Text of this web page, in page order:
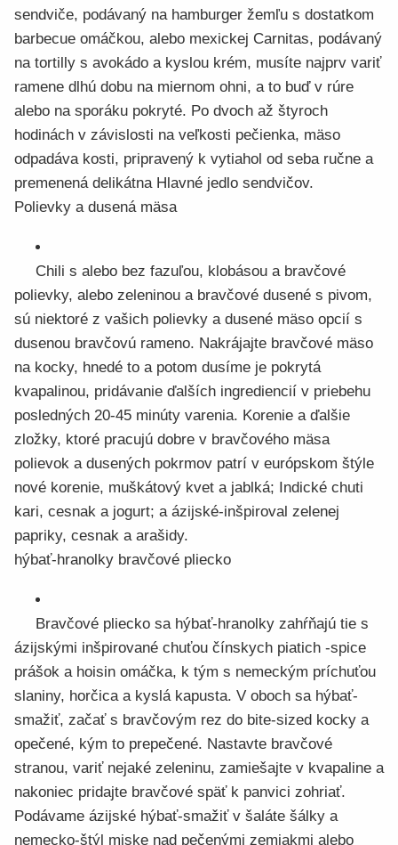
sendviče, podávaný na hamburger žemľu s dostatkom
barbecue omáčkou, alebo mexickej Carnitas, podávaný
na tortilly s avokádo a kyslou krém, musíte najprv variť
ramene dlhú dobu na miernom ohni, a to buď v rúre
alebo na sporáku pokryté. Po dvoch až štyroch
hodinách v závislosti na veľkosti pečienka, mäso
odpadáva kosti, pripravený k vytiahol od seba ručne a
premenená delikátna Hlavné jedlo sendvičov.
Polievky a dusená mäsa
Chili s alebo bez fazuľou, klobásou a bravčové
polievky, alebo zeleninou a bravčové dusené s pivom,
sú niektoré z vašich polievky a dusené mäso opcií s
dusenou bravčovú rameno. Nakrájajte bravčové mäso
na kocky, hnedé to a potom dusíme je pokrytá
kvapalinou, pridávanie ďalších ingrediencií v priebehu
posledných 20-45 minúty varenia. Korenie a ďalšie
zložky, ktoré pracujú dobre v bravčového mäsa
polievok a dusených pokrmov patrí v európskom štýle
nové korenie, muškátový kvet a jablká; Indické chuti
kari, cesnak a jogurt; a ázijské-inšpiroval zelenej
papriky, cesnak a arašidy.
hýbať-hranolky bravčové pliecko
Bravčové pliecko sa hýbať-hranolky zahŕňajú tie s
ázijskými inšpirované chuťou čínskych piatich -spice
prášok a hoisin omáčka, k tým s nemeckým príchuťou
slaniny, horčica a kyslá kapusta. V oboch sa hýbať-
smažiť, začať s bravčovým rez do bite-sized kocky a
opečené, kým to prepečené. Nastavte bravčové
stranou, variť nejaké zeleninu, zamiešajte v kvapaline a
nakoniec pridajte bravčové späť k panvici zohriať.
Podávame ázijské hýbať-smažiť v šaláte šálky a
nemecko-štýl miske nad pečenými zemiakmi alebo